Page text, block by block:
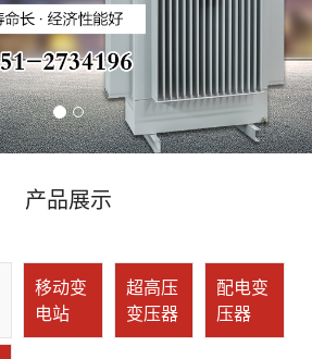
产品展示
移动变
电站
超高压
变压器
配电变
压器